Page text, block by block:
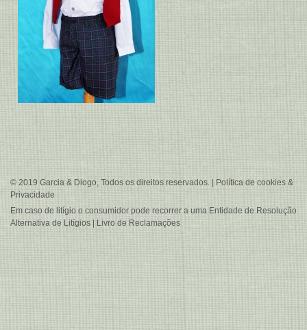
© 2019 Garcia & Diogo, Todos os direitos reservados. | Política de cookies &
Privacidade
Em caso de litígio o consumidor pode recorrer a uma Entidade de Resolução
Alternativa de Litígios | Livro de Reclamações